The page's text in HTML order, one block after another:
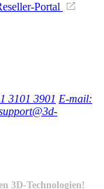
Portal
3101 3901 E-mail: